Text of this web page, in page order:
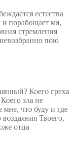
естества
и порабощает мя,
стремления
пою
Коего греха
зла не
что буду и где
Твоего,
отца